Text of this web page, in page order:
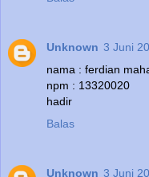
Unknown 3 Juni
nama : ferdian
npm : 13320020
hadir
Balas
Unknown 3 Juni